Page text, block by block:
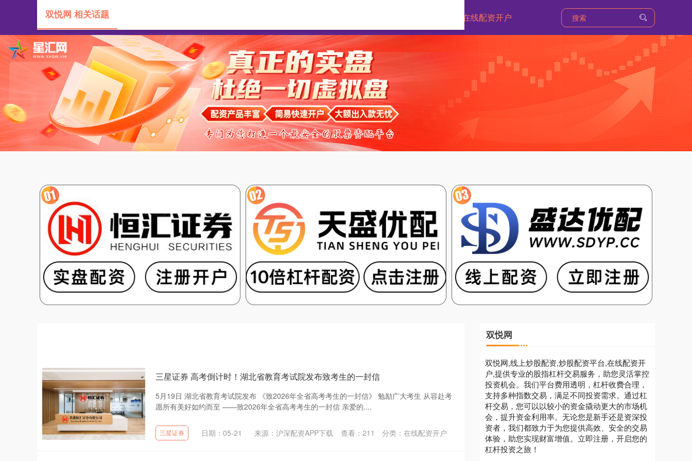
在线配资开户
双悦网 相关话题
三星证券 高考倒计时！湖北省教育考试院发布致考生的一封信
5月19日 湖北省教育考试院发布 《致2026年全省高考考生的一封信》 勉励广大考生 从容赴考
愿所有美好如约而至 ——致2026年全省高考考生的一封信 亲爱的....
三星证券 日期：05-21 来源：沪深配资APP下载 查看： 211 分类： 在线配资开户
双悦网
双悦网,线上炒股配资,炒股配资平台,在线配资开
户,提供专业的股指杠杆交易服务，助您灵活掌控
投资机会。我们平台费用透明，杠杆收费合理，
支持多种指数交易，满足不同投资需求。通过杠
杆交易，您可以以较小的资金撬动更大的市场机
会，提升资金利用率。无论您是新手还是资深投
资者，我们都致力于为您提供高效、安全的交易
体验，助您实现财富增值。立即注册，开启您的
杠杆投资之旅！